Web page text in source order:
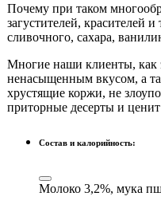
Почему при таком
загустителей, красителей
сливочного, сахара,
Многие наши клиенты, как
ненасыщенным вкусом, а
хрустящие коржи, не
приторные десерты и
Состав и калорийность:
Молоко 3,2%, мука